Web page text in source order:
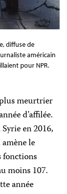
diffuse de
américain
pour NPR.
plus meurtrier
d’affilée.
en 2016,
le
fonctions
moins 107.
année